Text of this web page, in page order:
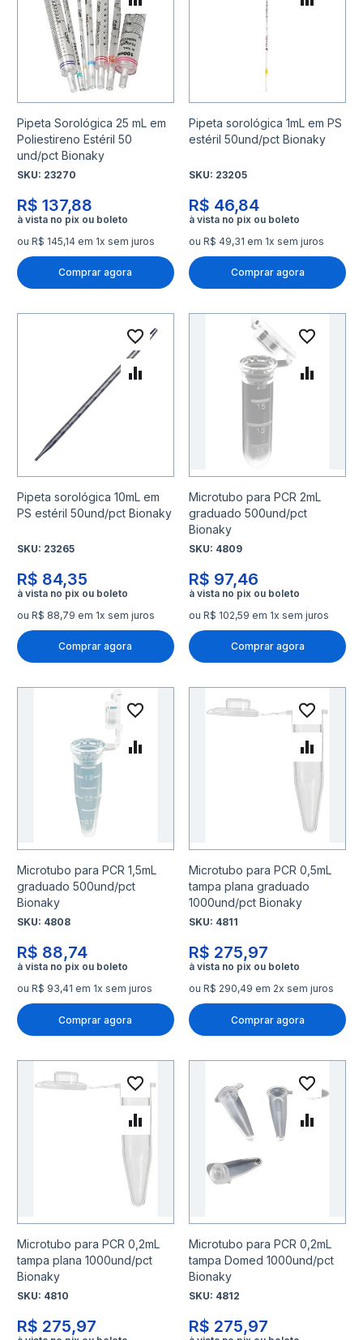
Pipeta Sorológica 25 mL em
Poliestireno Estéril 50
und/pct Bionaky
SKU: 23270
R$ 137,88
ou R$ 145,14 em 1x sem juros
Comprar agora
Adicionar para Comparar
Pipeta sorológica 1mL em PS
estéril 50und/pct Bionaky
SKU: 23205
R$ 46,84
ou R$ 49,31 em 1x sem juros
Comprar agora
Pipeta sorológica 10mL em
PS estéril 50und/pct Bionaky
SKU: 23265
R$ 84,35
ou R$ 88,79 em 1x sem juros
Comprar agora
Adicionar à lista de
Adicionar para Comparar
Microtubo para PCR 2mL
graduado 500und/pct
Bionaky
SKU: 4809
R$ 97,46
ou R$ 102,59 em 1x sem juros
Comprar agora
Microtubo para PCR 1,5mL
graduado 500und/pct
Bionaky
SKU: 4808
R$ 88,74
ou R$ 93,41 em 1x sem juros
Comprar agora
Adicionar à lista de
Adicionar para Comparar
Microtubo para PCR 0,5mL
tampa plana graduado
1000und/pct Bionaky
SKU: 4811
R$ 275,97
ou R$ 290,49 em 2x sem juros
Comprar agora
Microtubo para PCR 0,2mL
tampa plana 1000und/pct
Bionaky
SKU: 4810
R$ 275,97
Adicionar à lista de
Adicionar para Comparar
Microtubo para PCR 0,2mL
tampa Domed 1000und/pct
Bionaky
SKU: 4812
R$ 275,97